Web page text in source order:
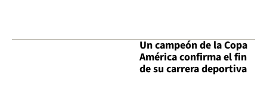
Un campeón de la Copa
América confirma el fin
de su carrera deportiva